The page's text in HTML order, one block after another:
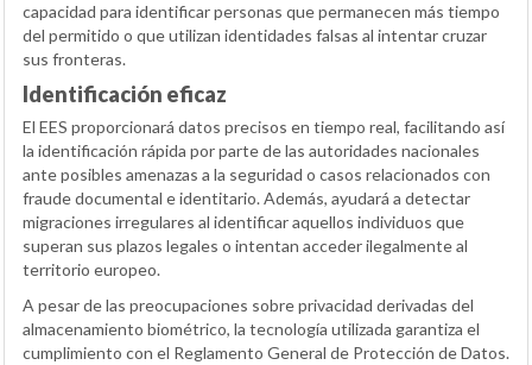
capacidad para identificar personas que permanecen más tiempo
del permitido o que utilizan identidades falsas al intentar cruzar
sus fronteras.
Identificación eficaz
El EES proporcionará datos precisos en tiempo real, facilitando así
la identificación rápida por parte de las autoridades nacionales
ante posibles amenazas a la seguridad o casos relacionados con
fraude documental e identitario. Además, ayudará a detectar
migraciones irregulares al identificar aquellos individuos que
superan sus plazos legales o intentan acceder ilegalmente al
territorio europeo.
A pesar de las preocupaciones sobre privacidad derivadas del
almacenamiento biométrico, la tecnología utilizada garantiza el
cumplimiento con el Reglamento General de Protección de Datos.